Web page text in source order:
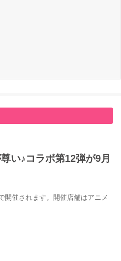
い♪コラボ第12弾が9月
開催されます。開催店舗はアニメ